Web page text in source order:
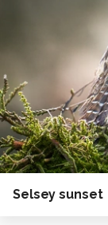
Selsey sunset